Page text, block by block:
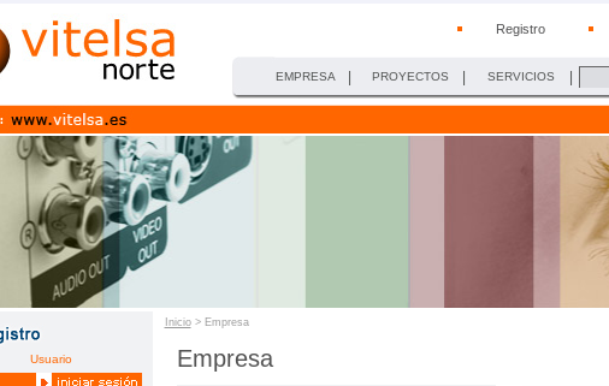
Registro
EMPRESA PROYECTOS SERVICIOS
Usuario
Inicio> Empresa
Empresa